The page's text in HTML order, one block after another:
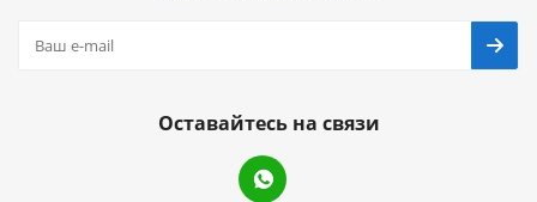
Оставайтесь на связи